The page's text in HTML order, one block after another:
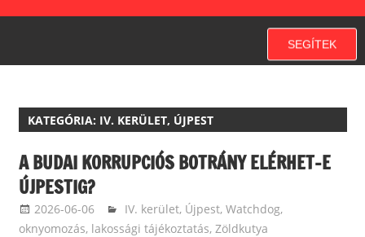
SEGÍTEK
KATEGÓRIA: IV. KERÜLET, ÚJPEST
A BUDAI KORRUPCIÓS BOTRÁNY ELÉRHET-E
ÚJPESTIG?
2026-06-06 ketfarkukutya
IV. kerület, Újpest, Watchdog,
oknyomozás, lakossági tájékoztatás, Zöldkutya